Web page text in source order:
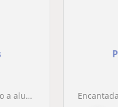
y ESO
encantada! Doy clases